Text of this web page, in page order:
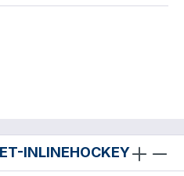
INLINEHOCKEY